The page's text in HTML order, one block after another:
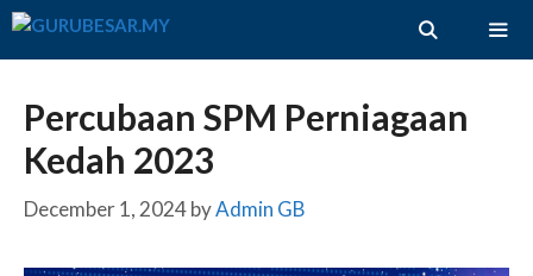
Skip
Percubaan SPM Perniagaan
Kedah 2023
December 1, 2024byAdmin GB